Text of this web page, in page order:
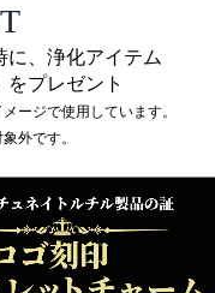
に、浄化アイテム
をプレゼント
ージで使用しています。
外です。